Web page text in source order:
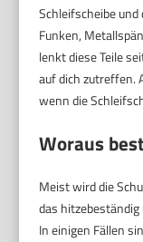
Schleifscheibe
Funken,
lenkt diese Teile
auf dich zutreffen.
wenn die
Woraus
Meist wird die
das
In einigen Fällen